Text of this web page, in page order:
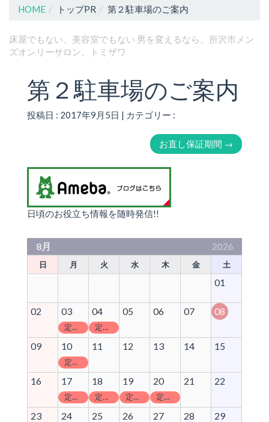
HOME トップPR 第２駐車場のご案内
床屋でもない、美容室でもない 男を変えるなら、所沢市メン
ズオンリーサロン、トミザワ
第２駐車場のご案内
投稿日 : 2017年9月5日 | カテゴリー :
お直し保証期間 →
日頃のお役立ち情報を随時発信!!
8月 2026
日 月 火 水 木 金 土
01
02 03
定休日
04
定休日
05 06 07 08
09 10
定休日
11 12 13 14 15
16 17
定休日
18
定休日
19
定休日
20
定休日
21 22
23 24 25 26 27 28 29